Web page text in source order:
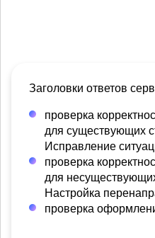
Заголовки ответов
проверка
для существующих
Исправление
проверка
для
Настройка
проверка